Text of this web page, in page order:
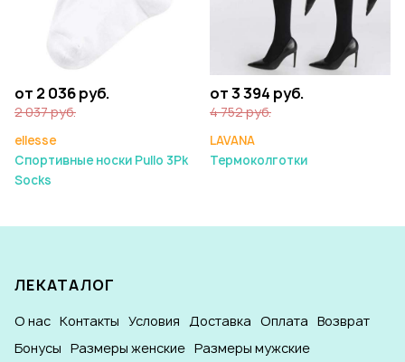
от 2 036 руб.
2 037 руб.
ellesse
Спортивные носки Pullo 3Pk
Socks
от 3 394 руб.
4 752 руб.
LAVANA
Термоколготки
ЛЕКАТАЛОГ
О нас Контакты Условия Доставка Оплата Возврат
Бонусы Размеры женские Размеры мужские